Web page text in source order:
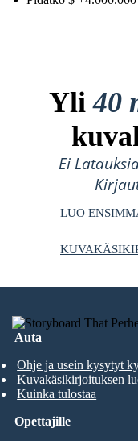
Yli40
Ei
LUO
Auta
Ohje ja usein kysytyt
Kuvakäsikirjoituksen
Kuinka tulostaa
Opettajille